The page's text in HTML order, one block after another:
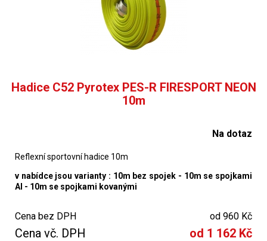
Hadice C52 Pyrotex PES-R FIRESPORT NEON
10m
Na dotaz
Reflexní sportovní hadice 10m
v nabídce jsou varianty : 10m bez spojek - 10m se spojkami
Al - 10m se spojkami kovanými
Cena bez DPH od 960 Kč
Cena vč. DPH od 1 162 Kč